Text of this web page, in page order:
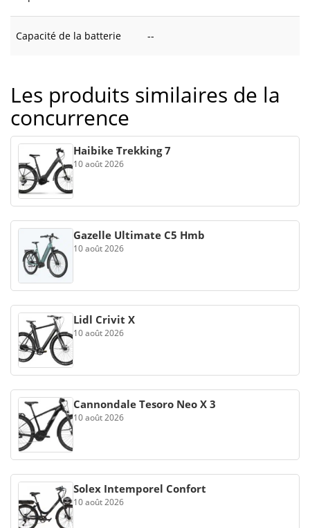
Capacité de la batterie --
Les produits similaires de la
concurrence
Haibike Trekking 7
10 août 2026
Gazelle Ultimate C5 Hmb
10 août 2026
Lidl Crivit X
10 août 2026
Cannondale Tesoro Neo X 3
10 août 2026
Solex Intemporel Confort
10 août 2026